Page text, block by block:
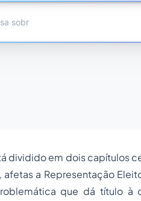
dividido em dois capítulos
afetas a Representação
que dá título à